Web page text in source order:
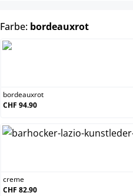
Farbe: bordeauxrotauswählen
bordeauxrot
CHF 94.90
creme
CHF 82.90